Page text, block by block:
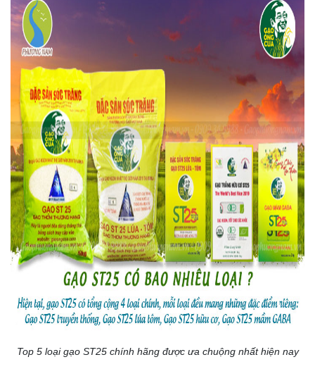
Top 5 loại gạo ST25 chính hãng được ưa chuộng nhất hiện nay